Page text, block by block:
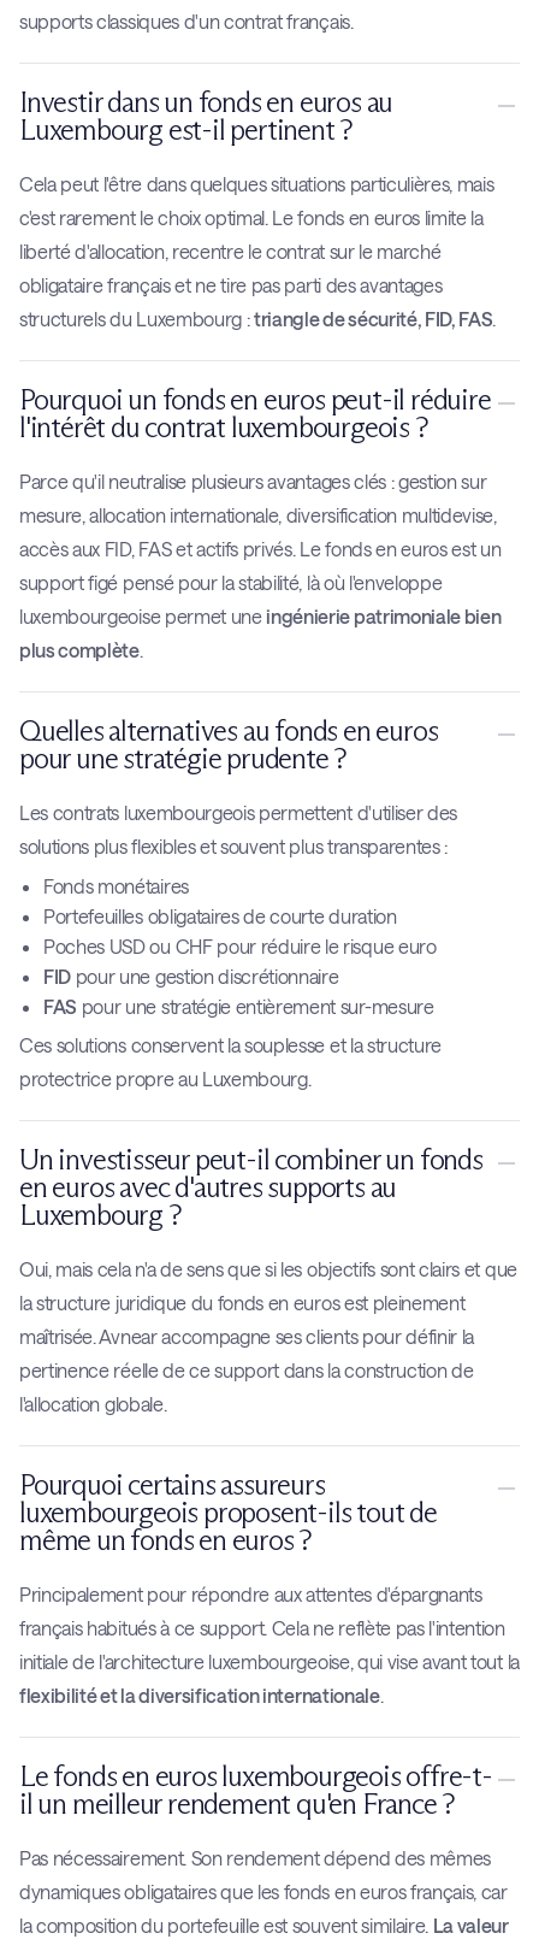
supports classiques d'un contrat français.
Investir dans un fonds en euros au
Luxembourg est-il pertinent ?
Cela peut l'être dans quelques situations particulières, mais
c'est rarement le choix optimal. Le fonds en euros limite la
liberté d'allocation, recentre le contrat sur le marché
obligataire français et ne tire pas parti des avantages
structurels du Luxembourg :triangle de sécurité, FID, FAS.
Pourquoi un fonds en euros peut-il réduire
l'intérêt du contrat luxembourgeois ?
Parce qu'il neutralise plusieurs avantages clés : gestion sur
mesure, allocation internationale, diversification multidevise,
accès aux FID, FAS et actifs privés. Le fonds en euros est un
support figé pensé pour la stabilité, là où l'enveloppe
luxembourgeoise permet uneingénierie patrimoniale bien
plus complète.
Quelles alternatives au fonds en euros
pour une stratégie prudente ?
Les contrats luxembourgeois permettent d'utiliser des
solutions plus flexibles et souvent plus transparentes :
Fonds monétaires
Portefeuilles obligataires de courte duration
Poches USD ou CHF pour réduire le risque euro
FID pour une gestion discrétionnaire
FAS pour une stratégie entièrement sur-mesure
Ces solutions conservent la souplesse et la structure
protectrice propre au Luxembourg.
Un investisseur peut-il combiner un fonds
en euros avec d'autres supports au
Luxembourg ?
Oui, mais cela n'a de sens que si les objectifs sont clairs et que
la structure juridique du fonds en euros est pleinement
maîtrisée. Avnear accompagne ses clients pour définir la
pertinence réelle de ce support dans la construction de
l'allocation globale.
Pourquoi certains assureurs
luxembourgeois proposent-ils tout de
même un fonds en euros ?
Principalement pour répondre aux attentes d'épargnants
français habitués à ce support. Cela ne reflète pas l'intention
initiale de l'architecture luxembourgeoise, qui vise avant tout la
flexibilité et la diversification internationale.
Le fonds en euros luxembourgeois offre-t-
il un meilleur rendement qu'en France ?
Pas nécessairement. Son rendement dépend des mêmes
dynamiques obligataires que les fonds en euros français, car
la composition du portefeuille est souvent similaire. La valeur